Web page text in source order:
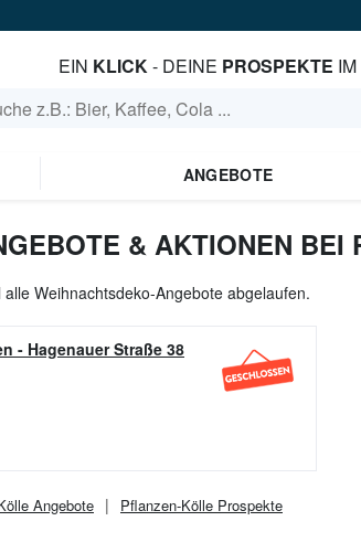
EIN KLICK- DEINE PROSPEKTE
ANGEBOTE
& AKTIONEN BEI
alle Weihnachtsdeko-Angebote abgelaufen.
- Hagenauer Straße 38
Angebote Pflanzen-Kölle Prospekte